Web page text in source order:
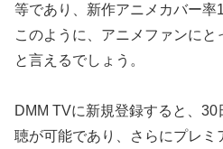
等であり、新作アニメカバー率
このように、アニメファンにと
と言えるでしょう。
DMM TVに新規登録すると、
聴が可能であり、さらにプレミ